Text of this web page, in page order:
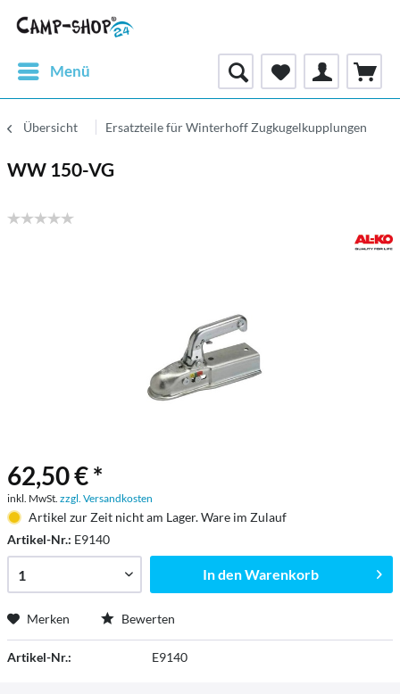
Menü
Übersicht Ersatzteile für Winterhoff Zugkugelkupplungen
WW 150-VG
62,50 € *
inkl. MwSt. zzgl. Versandkosten
Artikel zur Zeit nicht am Lager. Ware im Zulauf
Artikel-Nr.: E9140
In denWarenkorb
Merken Bewerten
Artikel-Nr.: E9140